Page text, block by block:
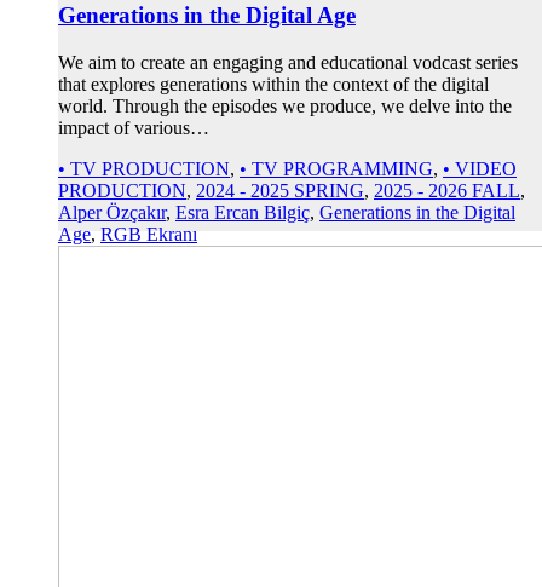
Generations in the Digital Age
We aim to create an engaging and educational vodcast series
that explores generations within the context of the digital
world. Through the episodes we produce, we delve into the
impact of various…
• TV PRODUCTION, • TV PROGRAMMING, • VIDEO
PRODUCTION, 2024 - 2025 SPRING, 2025 - 2026 FALL,
Alper Özçakır, Esra Ercan Bilgiç, Generations in the Digital
Age, RGB Ekranı